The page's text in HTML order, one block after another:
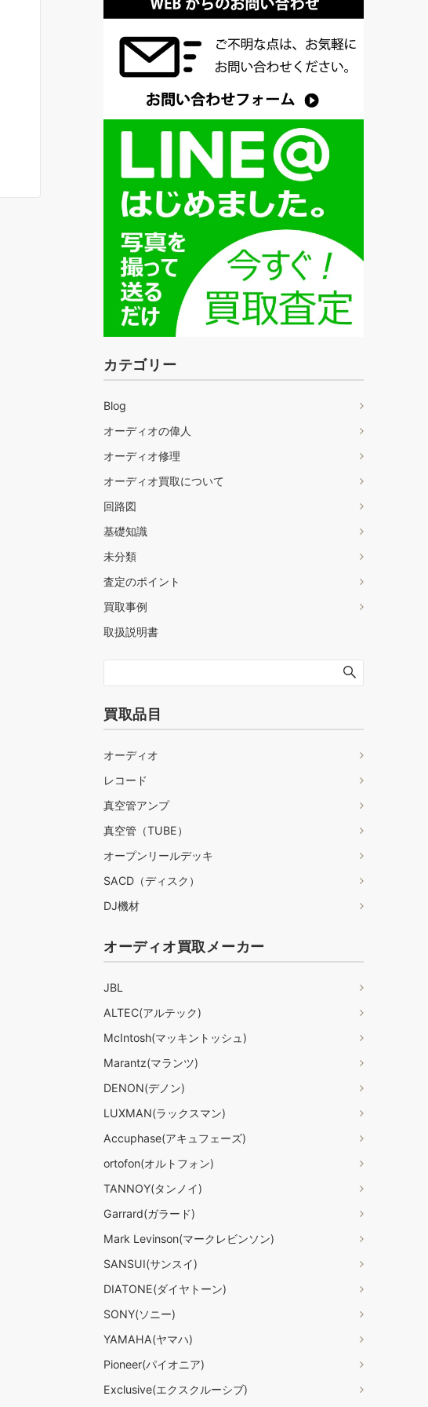
カテゴリー
Blog
オーディオの偉人
オーディオ修理
オーディオ買取について
回路図
基礎知識
未分類
査定のポイント
買取事例
取扱説明書
買取品目
オーディオ
レコード
真空管アンプ
真空管（TUBE）
オープンリールデッキ
SACD（ディスク）
DJ機材
オーディオ買取メーカー
JBL
ALTEC(アルテック)
McIntosh(マッキントッシュ)
Marantz(マランツ)
DENON(デノン)
LUXMAN(ラックスマン)
Accuphase(アキュフェーズ)
ortofon(オルトフォン)
TANNOY(タンノイ)
Garrard(ガラード)
Mark Levinson(マークレビンソン)
SANSUI(サンスイ)
DIATONE(ダイヤトーン)
SONY(ソニー)
YAMAHA(ヤマハ)
Pioneer(パイオニア)
Exclusive(エクスクルーシブ)